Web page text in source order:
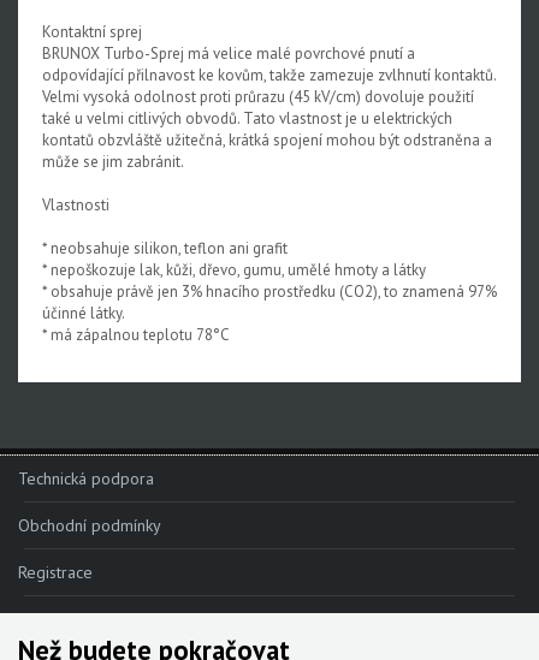
Kontaktní sprej
BRUNOX Turbo-Sprej má velice malé povrchové pnutí a
odpovídající přilnavost ke kovům, takže zamezuje zvlhnutí kontaktů.
Velmi vysoká odolnost proti průrazu (45 kV/cm) dovoluje použití
také u velmi citlivých obvodů. Tato vlastnost je u elektrických
kontatů obzvláště užitečná, krátká spojení mohou být odstraněna a
může se jim zabránit.
Vlastnosti
* neobsahuje silikon, teflon ani grafit
* nepoškozuje lak, kůži, dřevo, gumu, umělé hmoty a látky
* obsahuje právě jen 3% hnacího prostředku (CO2), to znamená 97%
účinné látky.
* má zápalnou teplotu 78°C
Technická podpora
Obchodní podmínky
Registrace
Reklamace
Než budete pokračovat